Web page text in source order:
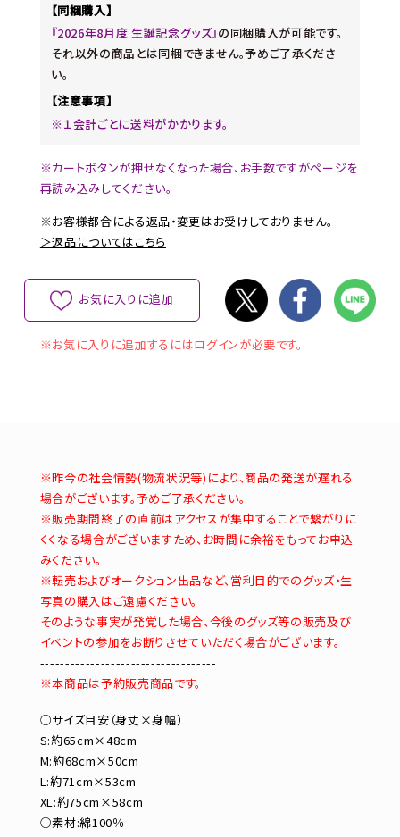
【同梱購入】
『2026年8月度 生誕記念グッズ』の同梱購入が可能です。
それ以外の商品とは同梱できません。予めご了承くださ
い。
【注意事項】
※１会計ごとに送料がかかります。
※カートボタンが押せなくなった場合、お手数ですがページを
再読み込みしてください。
※お客様都合による返品・変更はお受けしておりません。
＞返品についてはこちら
お気に入りに追加
※お気に入りに追加するにはログインが必要です。
※昨今の社会情勢(物流状況等)により、商品の発送が遅れる
場合がございます。予めご了承ください。
※販売期間終了の直前はアクセスが集中することで繋がりに
くくなる場合がございますため、お時間に余裕をもってお申込
みください。
※転売およびオークション出品など、営利目的でのグッズ・生
写真の購入はご遠慮ください。
そのような事実が発覚した場合、今後のグッズ等の販売及び
イベントの参加をお断りさせていただく場合がございます。
-----------------------------------
※本商品は予約販売商品です。
○サイズ目安（身丈×身幅）
S:約65cm×48cm
M:約68cm×50cm
L:約71cm×53cm
XL:約75cm×58cm
○素材:綿100％